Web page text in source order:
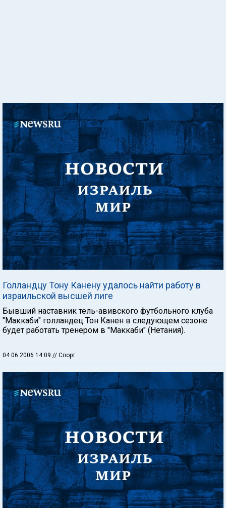
Голландцу Тону Канену удалось найти работу в
израильской высшей лиге
Бывший наставник тель-авивского футбольного клуба
"Маккаби" голландец Тон Канен в следующем сезоне
будет работать тренером в "Маккаби" (Нетания).
04.06.2006 14:09 // Спорт